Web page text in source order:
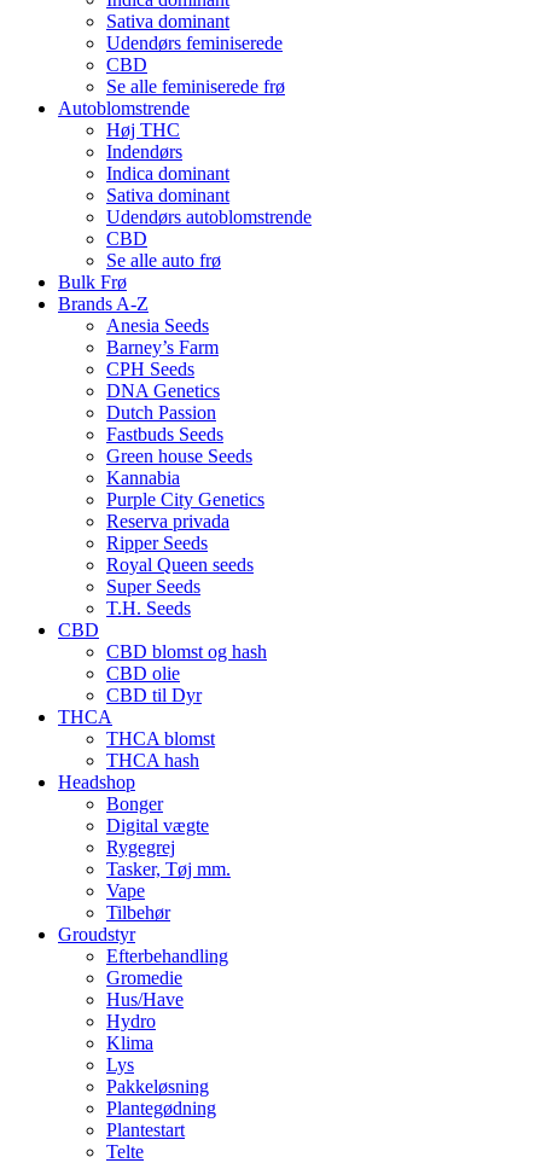
Sativa dominant
Udendørs feminiserede
CBD
Se alle feminiserede frø
Autoblomstrende
Høj THC
Indendørs
Indica dominant
Sativa dominant
Udendørs autoblomstrende
CBD
Se alle auto frø
Bulk Frø
Brands A-Z
Anesia Seeds
Barney’s Farm
CPH Seeds
DNA Genetics
Dutch Passion
Fastbuds Seeds
Green house Seeds
Kannabia
Purple City Genetics
Reserva privada
Ripper Seeds
Royal Queen seeds
Super Seeds
T.H. Seeds
CBD
CBD blomst og hash
CBD olie
CBD til Dyr
THCA
THCA blomst
THCA hash
Headshop
Bonger
Digital vægte
Rygegrej
Tasker, Tøj mm.
Vape
Tilbehør
Groudstyr
Efterbehandling
Gromedie
Hus/Have
Hydro
Klima
Lys
Pakkeløsning
Plantegødning
Plantestart
Telte